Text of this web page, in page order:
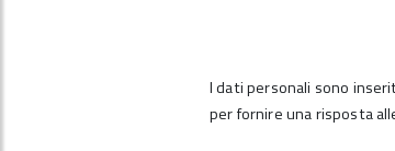
I dati personali sono
per fornire una risposta